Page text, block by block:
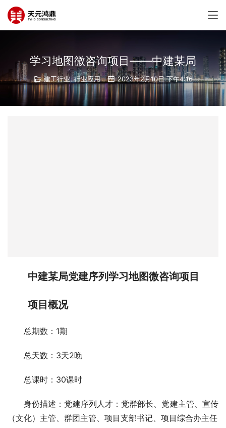
学习地图微咨询项目——中建某局
建工行业,行业应用 2023年2月10日 下午4:16
中建某局党建序列学习地图微咨询项目
项目概况
总期数：1期
总天数：3天2晚
总课时：30课时
身份描述：党建序列人才：党群部长、党建主管、宣传
（文化）主管、群团主管、项目支部书记、项目综合办主任